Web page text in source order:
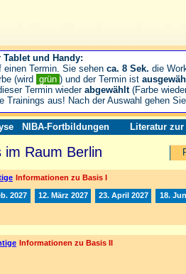
NIBA-Fortbildungen Literatur zur
im Raum Berlin
Informationen zu Basis I
2027 12. März 2027 23. April 2027 18.
Informationen zu Basis II
und Handy:
einen Termin. Sie sehen ca. 8 Sek. die
(wird grün ) und der Termin ist
Termin wieder abgewählt(Farbe
Trainings aus! Nach der Auswahl gehen